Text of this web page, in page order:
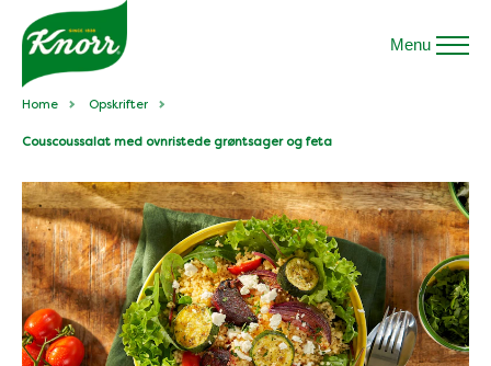
Menu
Home Opskrifter
Couscoussalat med ovnristede grøntsager og feta